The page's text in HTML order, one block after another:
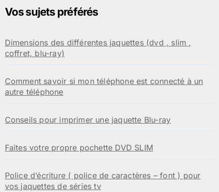
Vos sujets préférés
Dimensions des différentes jaquettes (dvd , slim ,
coffret, blu-ray)
Comment savoir si mon téléphone est connecté à un
autre téléphone
Conseils pour imprimer une jaquette Blu-ray
Faites votre propre pochette DVD SLIM
Police d’écriture ( police de caractères – font ) pour
vos jaquettes de séries tv